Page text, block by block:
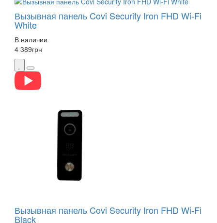
Вызывная панель Covi Security Iron FHD Wi-Fi
White
В наличии
4 389грн
Вызывная панель Covi Security Iron FHD Wi-Fi
Black